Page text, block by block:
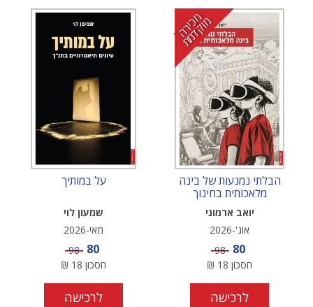
מ
כ
י
ר
ה
מ
ו
ק
ד
מ
ת
הבלתי נמנעות של בינה
מלאכותית בחינוך
יואב ארמוני
אוג'-2026
מחיר מבצע
80 מחיר
98
חסכון 18
₪
לרכישה
על במותיך
שמעון לוי
מאי-2026
מחיר מבצע
80 מחיר
98
חסכון 18
₪
לרכישה